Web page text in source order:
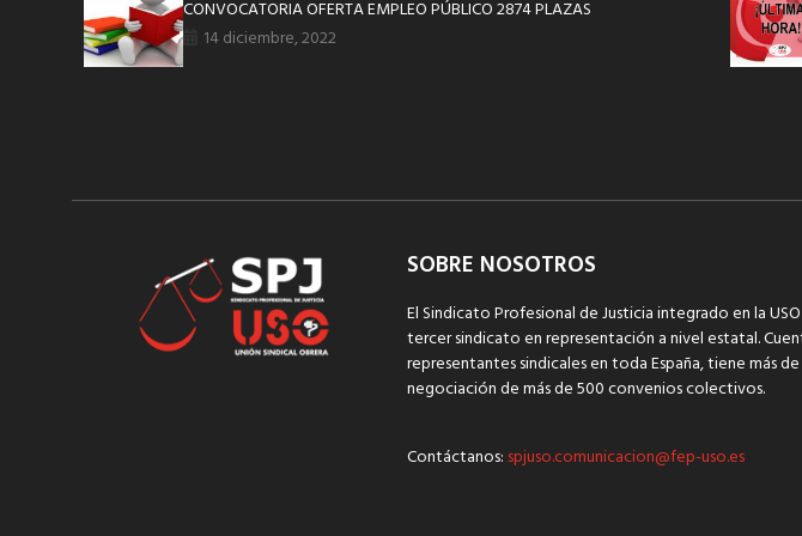
CONVOCATORIA OFERTA EMPLEO PÚBLICO 2874 PLAZAS
14 diciembre, 2022
SOBRE NOSOTROS
El Sindicato Profesional de Justicia integrado en la
tercer sindicato en representación a nivel estatal.
representantes sindicales en toda España, tiene más
negociación de más de 500 convenios colectivos.
Contáctanos: spjuso.comunicacion@fep-uso.es